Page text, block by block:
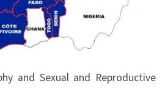
and Sexual and Reproductive